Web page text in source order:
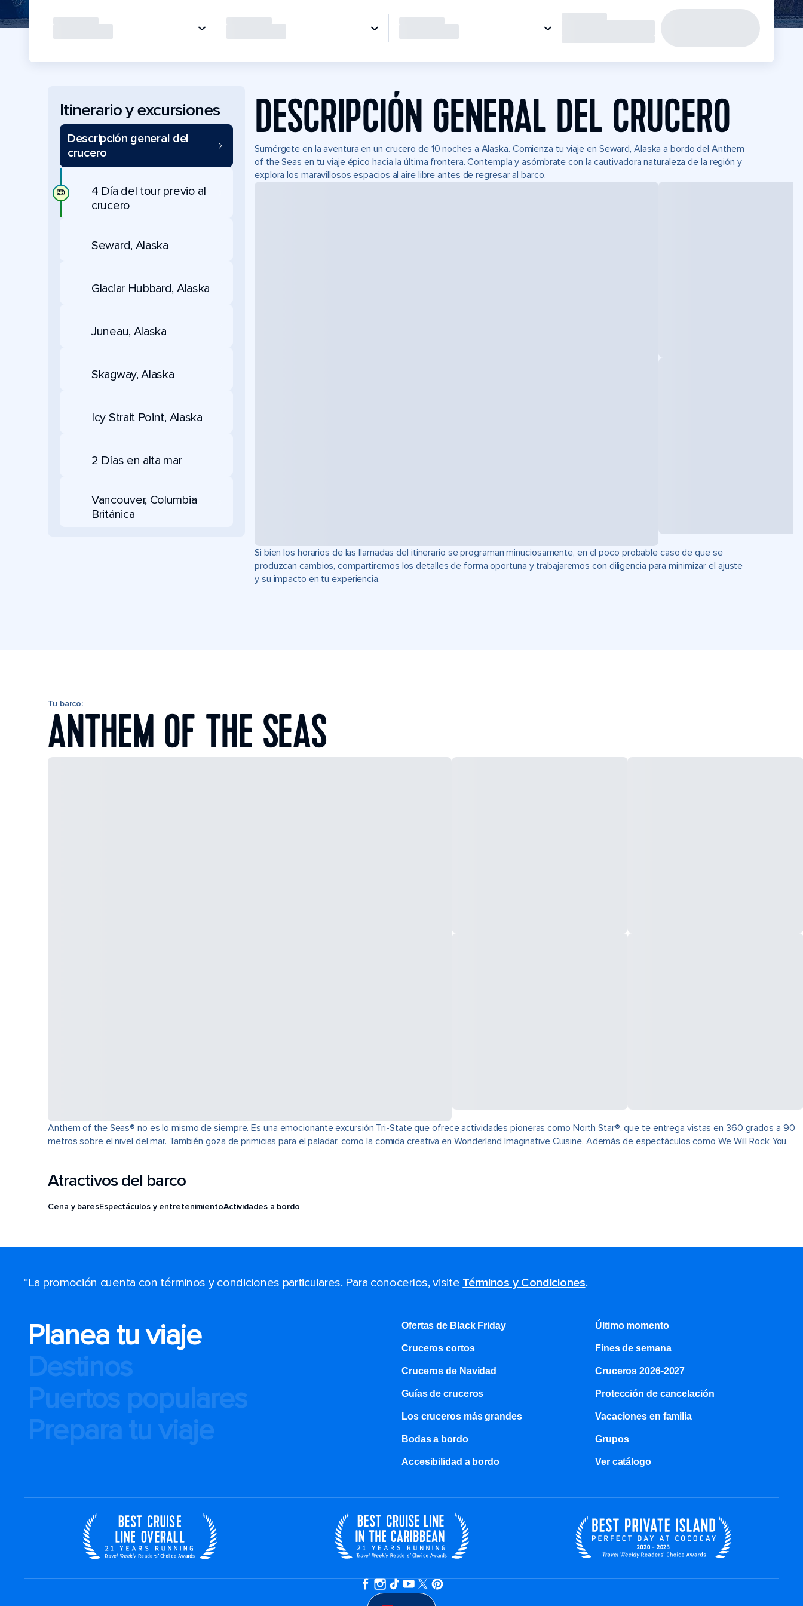
Itinerario y excursiones
Descripción general del
crucero
4 Día del tour previo al
crucero
Seward, Alaska
Glaciar Hubbard, Alaska
Juneau, Alaska
Skagway, Alaska
Icy Strait Point, Alaska
2 Días en alta mar
Vancouver, Columbia
Británica
DESCRIPCIÓN GENERAL DEL CRUCERO
Sumérgete en la aventura en un crucero de 10 noches a Alaska. Comienza tu viaje en Seward, Alaska a bordo del Anthem
of the Seas en tu viaje épico hacia la última frontera. Contempla y asómbrate con la cautivadora naturaleza de la región y
explora los maravillosos espacios al aire libre antes de regresar al barco.
Si bien los horarios de las llamadas del itinerario se programan minuciosamente, en el poco probable caso de que se
produzcan cambios, compartiremos los detalles de forma oportuna y trabajaremos con diligencia para minimizar el ajuste
y su impacto en tu experiencia.
Tu barco:
ANTHEM OF THE SEAS
Anthem of the Seas® no es lo mismo de siempre. Es una emocionante excursión Tri-State que ofrece actividades pioneras como North Star®, que te entrega vistas en 360 grados a 90
metros sobre el nivel del mar. También goza de primicias para el paladar, como la comida creativa en Wonderland Imaginative Cuisine. Además de espectáculos como We Will Rock You.
Atractivos del barco
Cena y baresEspectáculos y entretenimientoActividades a bordo
*La promoción cuenta con términos y condiciones particulares. Para conocerlos, visite Términos y Condiciones.
Planea tu viaje
Destinos
Puertos populares
Prepara tu viaje
Ofertas de Black Friday Último momento
Cruceros cortos Fines de semana
Cruceros de Navidad Cruceros 2026-2027
Guías de cruceros Protección de cancelación
Los cruceros más grandes Vacaciones en familia
Bodas a bordo Grupos
Accesibilidad a bordo Ver catálogo